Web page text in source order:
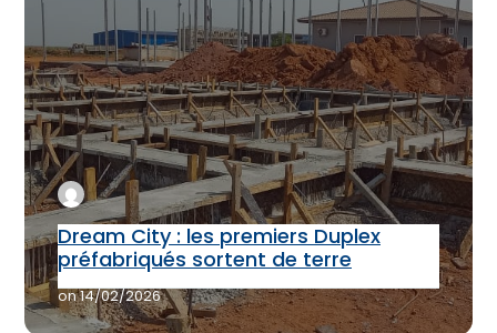
Dream City : les premiers Duplex
préfabriqués sortent de terre
on14/02/2026